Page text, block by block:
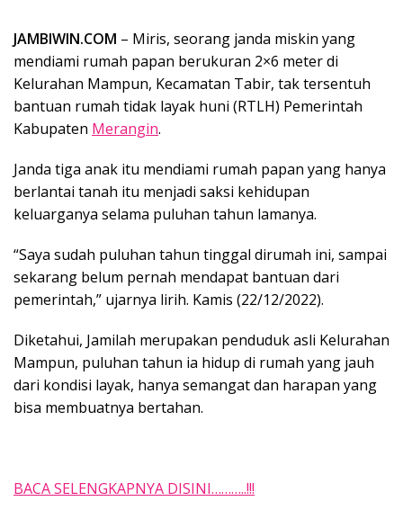
JAMBIWIN.COM – Miris, seorang janda miskin yang
mendiami rumah papan berukuran 2×6 meter di
Kelurahan Mampun, Kecamatan Tabir, tak tersentuh
bantuan rumah tidak layak huni (RTLH) Pemerintah
Kabupaten Merangin.
Janda tiga anak itu mendiami rumah papan yang hanya
berlantai tanah itu menjadi saksi kehidupan
keluarganya selama puluhan tahun lamanya.
“Saya sudah puluhan tahun tinggal dirumah ini, sampai
sekarang belum pernah mendapat bantuan dari
pemerintah,” ujarnya lirih. Kamis (22/12/2022).
Diketahui, Jamilah merupakan penduduk asli Kelurahan
Mampun, puluhan tahun ia hidup di rumah yang jauh
dari kondisi layak, hanya semangat dan harapan yang
bisa membuatnya bertahan.
BACA SELENGKAPNYA DISINI………..!!!